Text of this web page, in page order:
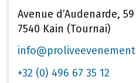
Avenue d’Audenarde, 59
7540 Kain (Tournai)
+32 (0) 496 67 35 12